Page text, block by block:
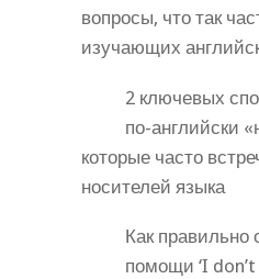
вопросы, что так
изучающих
2 ключевых
по-английски
которые часто
носителей языка
Как правильно
помощи ‘I